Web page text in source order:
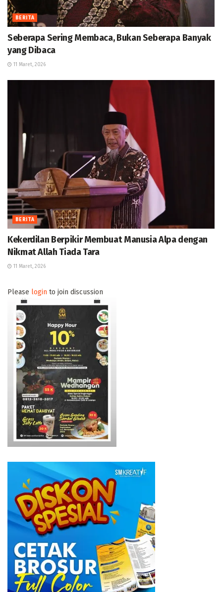
BERITA
Seberapa Sering Membaca, Bukan Seberapa Banyak
yang Dibaca
11 Maret, 2026
BERITA
Kekerdilan Berpikir Membuat Manusia Alpa dengan
Nikmat Allah Tiada Tara
11 Maret, 2026
Please login to join discussion